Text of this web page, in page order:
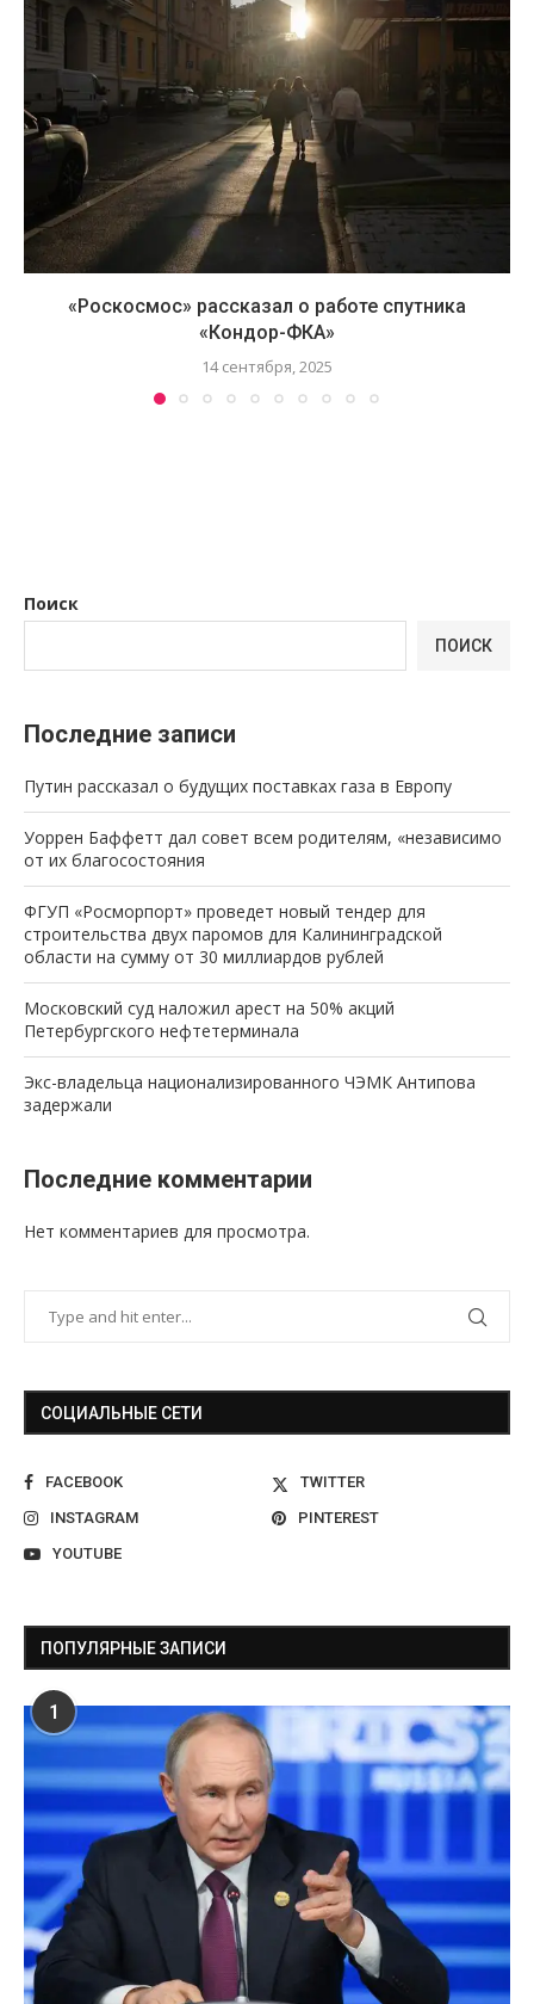
«Роскосмос» рассказал о работе спутника
«Кондор-ФКА»
14 сентября, 2025
Поиск
ПОИСК
Последние записи
Путин рассказал о будущих поставках газа в Европу
Уоррен Баффетт дал совет всем родителям, «независимо
от их благосостояния
ФГУП «Росморпорт» проведет новый тендер для
строительства двух паромов для Калининградской
области на сумму от 30 миллиардов рублей
Московский суд наложил арест на 50% акций
Петербургского нефтетерминала
Экс-владельца национализированного ЧЭМК Антипова
задержали
Последние комментарии
Нет комментариев для просмотра.
СОЦИАЛЬНЫЕ СЕТИ
FACEBOOK
TWITTER
INSTAGRAM
PINTEREST
YOUTUBE
ПОПУЛЯРНЫЕ ЗАПИСИ
1